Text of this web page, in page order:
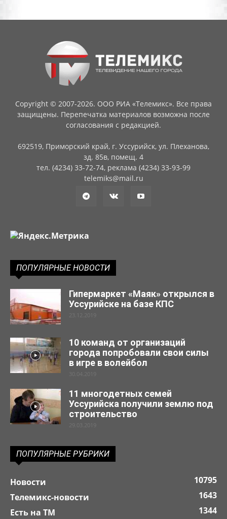
Copyright © 2007-2026. ООО РИА «Телемикс». Все права
защищены. Перепечатка материалов возможна после
согласования с редакцией.
692519, Приморский край, г. Уссурийск, ул. Плеханова,
зд. 85в, помещ. 4
тел. (4234) 33-72-74, реклама (4234) 33-93-99
telemiks@mail.ru
ПОПУЛЯРНЫЕ НОВОСТИ
Гипермаркет «Маяк» открылся в
Уссурийске на базе КПС
23.12.2019
10 команд от организаций
города попробовали свои силы
в игре в волейбол
30.04.2019
11 многодетных семей
Уссурийска получили землю под
строительство
29.03.2019
ПОПУЛЯРНЫЕ РУБРИКИ
Новости
10795
Телемикс-новости
1643
Есть на ТМ
1344